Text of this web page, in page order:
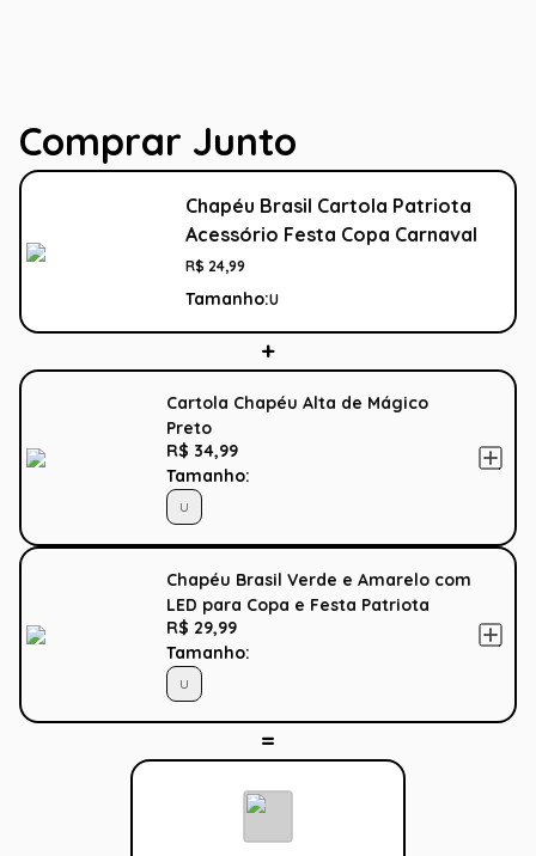
Comprar Junto
Chapéu Brasil Cartola Patriota
Acessório Festa Copa Carnaval
R$ 24,99
Tamanho:U
Cartola Chapéu Alta de Mágico
Preto
R$ 34,99
Tamanho:
U
Chapéu Brasil Verde e Amarelo com
LED para Copa e Festa Patriota
R$ 29,99
Tamanho:
U